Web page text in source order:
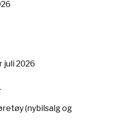
2026
(nybilsalg og